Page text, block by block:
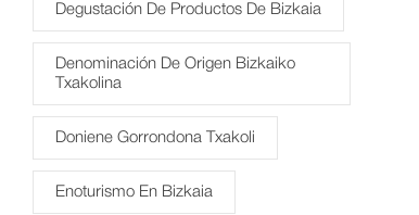
Degustación De Productos De Bizkaia
Denominación De Origen Bizkaiko
Txakolina
Doniene Gorrondona Txakoli
Enoturismo En Bizkaia